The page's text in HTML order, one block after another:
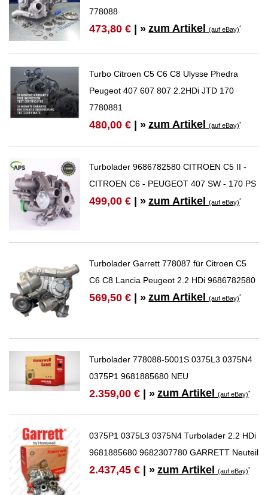
778088
473,80 € | » zum Artikel(auf eBay)*
Turbo Citroen C5 C6 C8 Ulysse Phedra
Peugeot 407 607 807 2.2HDi JTD 170
7780881
480,00 € | » zum Artikel(auf eBay)*
Turbolader 9686782580 CITROEN C5 II -
CITROEN C6 - PEUGEOT 407 SW - 170 PS
499,00 € | » zum Artikel(auf eBay)*
Turbolader Garrett 778087 für Citroen C5
C6 C8 Lancia Peugeot 2.2 HDi 9686782580
569,50 € | » zum Artikel(auf eBay)*
Turbolader 778088-5001S 0375L3 0375N4
0375P1 9681885680 NEU
2.359,00 € | » zum Artikel(auf eBay)*
0375P1 0375L3 0375N4 Turbolader 2.2 HDi
9681885680 9682307780 GARRETT Neuteil
2.437,45 € | » zum Artikel(auf eBay)*